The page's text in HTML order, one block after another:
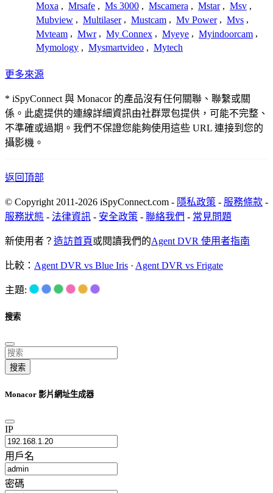
Moxa , Mrsafe , Ms 3000 , Mscamera , Mstar , Msv ,
Mubview , Multilaser , Mustcam , Mv Power , Mvs ,
Mvteam , Mwr , My Connex , Myeye , Myindoorcam ,
Mymology , Mysmartvideo , Mytech
更多來源
* iSpyConnect 與 Monacor 的產品沒有任何關聯、聯繫或關
係。此處提供的連線詳細資訊由社群眾包提供，可能不完整、
不準確或過期。我們不保證您能夠使用這些 URL 連接到您的
攝影機。
返回頂部
© Copyright 2011-2026 iSpyConnect.com - 隱私政策 - 服務條款 -
服務狀態 - 法律資訊 - 安全政策 - 聯絡我們 - 常見問題
新使用者？ 造訪首頁或閱讀我們的Agent DVR 使用者指南
比較： Agent DVR vs Blue Iris · Agent DVR vs Frigate
主題:
搜索
搜索
Monacor 影片網址生成器
IP
用戶名
密碼